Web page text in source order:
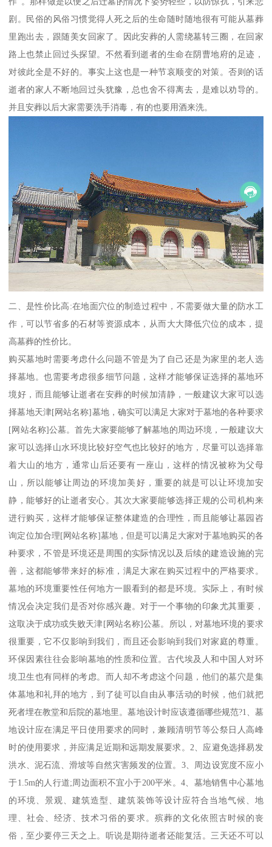
剧。民俗的风俗习惯觉得人死之后的生命随时随地很有可能从墓葬
里跑出去，跟随美女回家了。因此安葬的人需绕墓转三圈，在回家
路上也禁止回过头探望。不然看到逝者的生命在阴曹地府的足迹，
对彼此全是不好的。事实上这也是一种节哀顺变的对策。否则的话
逝者的家人不断地回过头犹豫，总也舍不得离去，是难以劝导的。
并且安葬以后大家需要洗手消毒，有的也要用酒来洗。
二、是性价比高:在地面穴位的制造过程中，不需要做大量的防水工
作，可以节省多的石材等资源成本，从而大大降低穴位的成本，提
高墓葬的性价比。
购买墓地时需要考虑什么问题不管是为了自己还是为家里的老人选
择墓地。也需要考虑很多细节问题，这样才能够保证选择的墓地环
境好，而且能够让逝者在安葬的时候加清静，一般建议大家可以选
择墓地天津[网站名称]墓地，确实可以满足大家对于墓地的各种要求
[网站名称]公墓。首先大家要能够了解墓地的周边环境，一般建议大
家可以选择山水环境比较好空气也比较好的地方，尽量可以选择靠
着大山的地方，通常山后还要有一座山，这样的情况被称为父母
山，所以能够让周边的环境加美好，重要的就是可以让环境加安
静，能够好的让逝者安心。其次大家要能够选择正规的公司机构来
进行购买，这样才能够保证整体建造的合理性，而且能够让墓园咨
询定位加合理[网站名称]墓地，但是可以满足大家对于墓地购买的各
种要求，不管是环境还是周围的实际情况以及后续的建造设施的完
善，这都能够带来好的标准，满足大家在购买过程中的严格要求。
墓地的环境重要性任何地方一眼看到的都是环境。实际上，有时候
情况会决定我们是否对你感兴趣。对于一个事物的印象尤其重要，
这取决于成功或失败天津[网站名称]公墓。所以，对墓地环境的要求
很重要，它不仅影响到我们，而且还会影响到我们对家庭的尊重。
环保因素往往会影响墓地的性质和位置。古代埃及人和中国人对环
境卫生也有同样的考虑。而人却不考虑这个问题，他们的墓穴是集
体墓地和礼拜的地方，到了徒可以自由从事活动的时候，他们就把
死者埋在教堂和后院的墓地里。墓地设计时应该遵循哪些规范?1、墓
地设计应在满足平日使用要求的同时，兼顾清明节等公祭日人高峰
时的使用要求，并应满足近期和远期发展要求。2、应避免选择易发
洪水、泥石流、滑坡等自然灾害频发的位置。3、周边设宽度不应小
于1.5m的人行道;周边面积不宜小于200平米。4、墓地销售中心墓地
的环境、景观、建筑造型、建筑装饰等设计应符合当地气候、地
理、社会、经济、技术习俗的要求。殡葬的文化依照古时候的丧
俗，至少要停三天之上。听说是期待逝者还能复活。三天还不可以